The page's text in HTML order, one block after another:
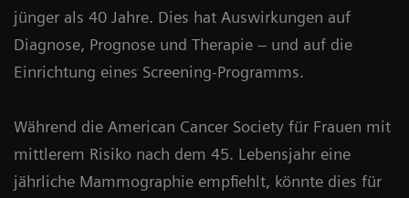
jünger als 40 Jahre. Dies hat Auswirkungen auf
Diagnose, Prognose und Therapie – und auf die
Einrichtung eines Screening-Programms.
Während die American Cancer Society für Frauen mit
mittlerem Risiko nach dem 45. Lebensjahr eine
jährliche Mammographie empfiehlt, könnte dies für